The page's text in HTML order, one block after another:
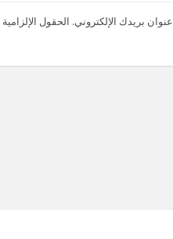
بريدك الإلكتروني. الحقول